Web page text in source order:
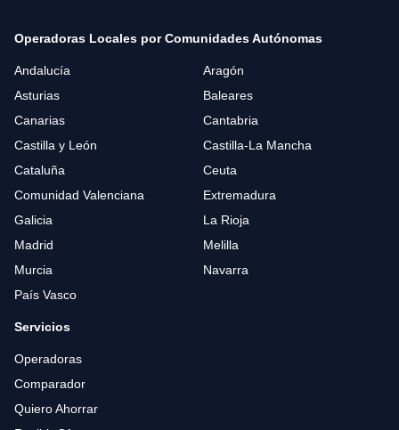
Operadoras Locales por Comunidades Autónomas
Andalucía
Aragón
Asturias
Baleares
Canarias
Cantabria
Castilla y León
Castilla-La Mancha
Cataluña
Ceuta
Comunidad Valenciana
Extremadura
Galicia
La Rioja
Madrid
Melilla
Murcia
Navarra
País Vasco
Servicios
Operadoras
Comparador
Quiero Ahorrar